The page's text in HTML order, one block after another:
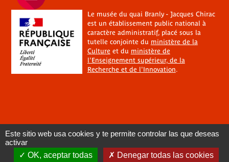
Le musée du quai Branly - Jacques Chirac
est un établissement public national à
caractère administratif, placé sous la
tutelle conjointe du ministère de la
Cultureet du ministère de
l'Enseignement supérieur, de la
Recherche et de l'Innovation.
Este sitio web usa cookies y te permite controlar las que deseas
activar
OK, aceptar todas
Denegar todas las cookies